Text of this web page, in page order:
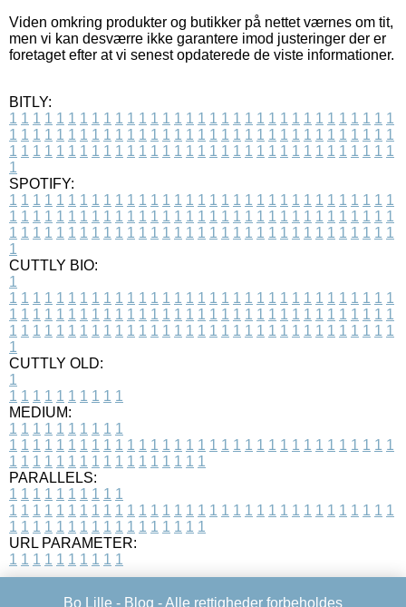
Viden omkring produkter og butikker på nettet værnes om tit,
men vi kan desværre ikke garantere imod justeringer der er
foretaget efter at vi senest opdaterede de viste informationer.
BITLY:
1 1 1 1 1 1 1 1 1 1 1 1 1 1 1 1 1 1 1 1 1 1 1 1 1 1 1 1 1 1 1 1 1
1 1 1 1 1 1 1 1 1 1 1 1 1 1 1 1 1 1 1 1 1 1 1 1 1 1 1 1 1 1 1 1 1
1 1 1 1 1 1 1 1 1 1 1 1 1 1 1 1 1 1 1 1 1 1 1 1 1 1 1 1 1 1 1 1 1
1
SPOTIFY:
1 1 1 1 1 1 1 1 1 1 1 1 1 1 1 1 1 1 1 1 1 1 1 1 1 1 1 1 1 1 1 1 1
1 1 1 1 1 1 1 1 1 1 1 1 1 1 1 1 1 1 1 1 1 1 1 1 1 1 1 1 1 1 1 1 1
1 1 1 1 1 1 1 1 1 1 1 1 1 1 1 1 1 1 1 1 1 1 1 1 1 1 1 1 1 1 1 1 1
1
CUTTLY BIO:
1
1 1 1 1 1 1 1 1 1 1 1 1 1 1 1 1 1 1 1 1 1 1 1 1 1 1 1 1 1 1 1 1 1
1 1 1 1 1 1 1 1 1 1 1 1 1 1 1 1 1 1 1 1 1 1 1 1 1 1 1 1 1 1 1 1 1
1 1 1 1 1 1 1 1 1 1 1 1 1 1 1 1 1 1 1 1 1 1 1 1 1 1 1 1 1 1 1 1 1
1
CUTTLY OLD:
1
1 1 1 1 1 1 1 1 1 1
MEDIUM:
1 1 1 1 1 1 1 1 1 1
1 1 1 1 1 1 1 1 1 1 1 1 1 1 1 1 1 1 1 1 1 1 1 1 1 1 1 1 1 1 1 1 1
1 1 1 1 1 1 1 1 1 1 1 1 1 1 1 1 1
PARALLELS:
1 1 1 1 1 1 1 1 1 1
1 1 1 1 1 1 1 1 1 1 1 1 1 1 1 1 1 1 1 1 1 1 1 1 1 1 1 1 1 1 1 1 1
1 1 1 1 1 1 1 1 1 1 1 1 1 1 1 1 1
URL PARAMETER:
1 1 1 1 1 1 1 1 1 1
Bo Lille - Blog - Alle rettigheder forbeholdes